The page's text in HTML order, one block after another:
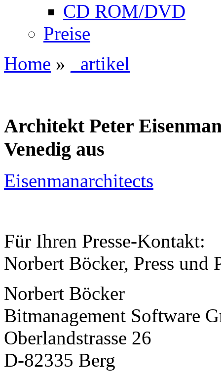
CD ROM/DVD
Preise
Home » _artikel
Architekt Peter
Venedig aus
Eisenmanarchitects
Für Ihren Presse-Kontakt:
Norbert Böcker, Press und
Norbert Böcker
Bitmanagement Software
Oberlandstrasse 26
D-82335 Berg